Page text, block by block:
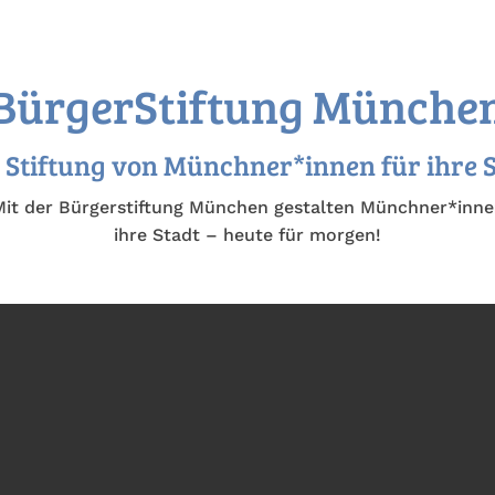
Stiftung von Münchner*innen für ihre
der Bürgerstiftung München gestalten
ihre Stadt – heute für morgen!